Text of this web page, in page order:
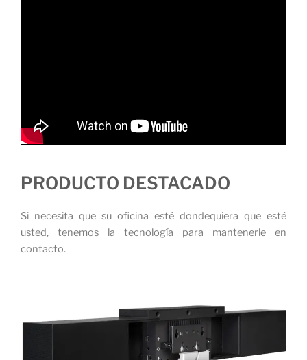
PRODUCTO DESTACADO
Si necesita que su oficina esté dondequiera que esté
usted, tenemos la tecnología para mantenerle en
contacto.